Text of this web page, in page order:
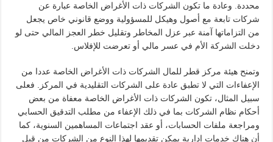
محددة. وعادة ما تكون الشركات ذات الأغراض الخاصة عبارة عن
شركات تابعة مع أصول وهيكل للمسؤولية ووضع قانوني خاص يجعل
من التزاماتها آمنة عبر عزل المخاطر وتقليل خطر العجز المالي حتى لو
دخلت الشركة الأم في عسر مالي أو تعرضت للإفلاس.
وتمنح هيئة مركز قطر للمال الشركات ذات الأغراض الخاصة عددا من
الإعفاءات التي لا تطبق عادة على الشركات التقليدية في المركز. فعلى
سبيل المثال، تكون الشركات ذات الأغراض الخاصة معفاة من بعض
أحكام نظام الشركات بما في ذلك الإعفاء من مطلب التدقيق الحسابي
ومراجعة ملفات الحسابات، أو عقد اجتماعات المساهمين السنوية، كما
أن هناك خدمات إدارية يمكن تقديمها لهذا النوع من الشركات من قبل